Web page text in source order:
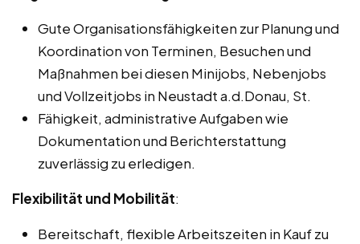
Gute Organisationsfähigkeiten zur Planung und
Koordination von Terminen, Besuchen und
Maßnahmen bei diesen Minijobs, Nebenjobs
und Vollzeitjobs in Neustadt a.d.Donau, St.
Fähigkeit, administrative Aufgaben wie
Dokumentation und Berichterstattung
zuverlässig zu erledigen.
Flexibilität und Mobilität:
Bereitschaft, flexible Arbeitszeiten in Kauf zu